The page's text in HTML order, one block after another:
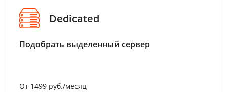
Dedicated
Подобрать выделенный сервер
От 1499 руб./месяц